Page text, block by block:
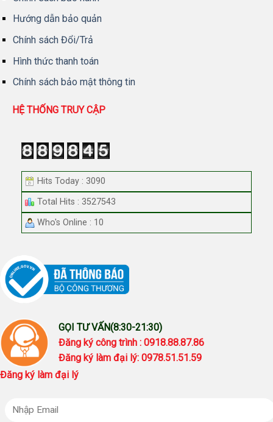
Hướng dẫn bảo quản
Chính sách Đổi/Trả
Hình thức thanh toán
Chính sách bảo mật thông tin
HỆ THỐNG TRUY CẬP
Hits Today : 3090
Total Hits : 3527543
Who's Online : 10
GỌI TƯ VẤN(8:30-21:30)
Đăng ký công trình : 0918.88.87.86
Đăng ký làm đại lý: 0978.51.51.59
Đăng ký làm đại lý